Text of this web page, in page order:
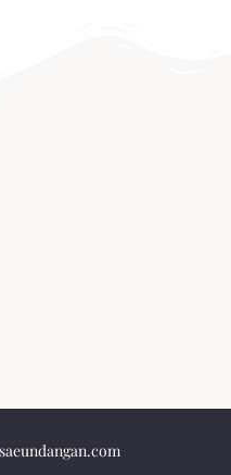
saeundangan.com